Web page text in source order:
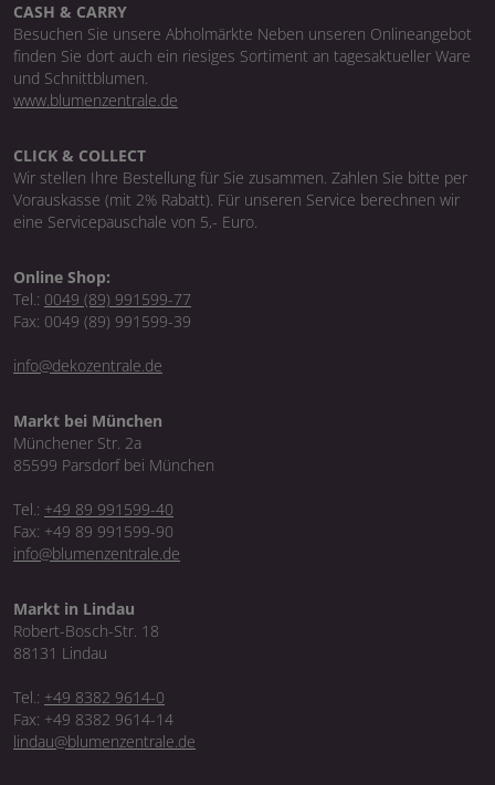
CASH & CARRY
Besuchen Sie unsere Abholmärkte Neben unseren Onlineangebot
finden Sie dort auch ein riesiges Sortiment an tagesaktueller Ware
und Schnittblumen.
www.blumenzentrale.de
CLICK & COLLECT
Wir stellen Ihre Bestellung für Sie zusammen. Zahlen Sie bitte per
Vorauskasse (mit 2% Rabatt). Für unseren Service berechnen wir
eine Servicepauschale von 5,- Euro.
Online Shop:
Tel.: 0049 (89) 991599-77
Fax: 0049 (89) 991599-39
info@dekozentrale.de
Markt bei München
Münchener Str. 2a
85599 Parsdorf bei München
Tel.: +49 89 991599-40
Fax: +49 89 991599-90
info@blumenzentrale.de
Markt in Lindau
Robert-Bosch-Str. 18
88131 Lindau
Tel.: +49 8382 9614-0
Fax: +49 8382 9614-14
lindau@blumenzentrale.de